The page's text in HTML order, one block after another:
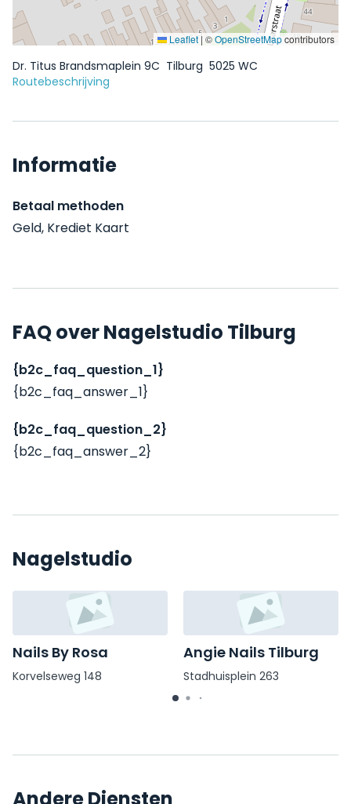
Leaflet | ©OpenStreetMapcontributors
Dr. Titus Brandsmaplein 9C Tilburg 5025 WC
Routebeschrijving
Informatie
Betaal methoden
Geld, Krediet Kaart
FAQ over Nagelstudio Tilburg
{b2c_faq_question_1}
{b2c_faq_answer_1}
{b2c_faq_question_2}
{b2c_faq_answer_2}
Nagelstudio
Nails By Rosa
Korvelseweg 148
Angie Nails Tilburg
Stadhuisplein 263